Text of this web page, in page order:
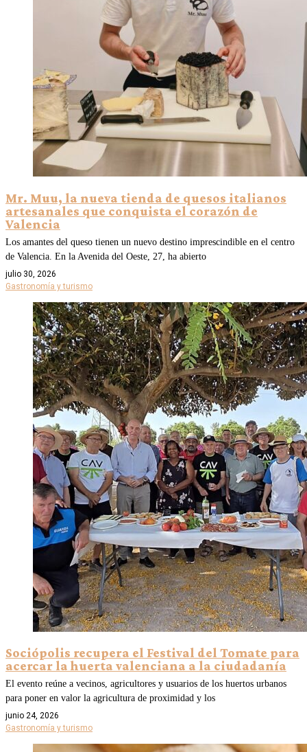
Mr. Muu, la nueva tienda de quesos italianos
artesanales que conquista el corazón de
Valencia
Los amantes del queso tienen un nuevo destino imprescindible en el centro
de Valencia. En la Avenida del Oeste, 27, ha abierto
julio 30, 2026
Gastronomía y turismo
Sociópolis recupera el Festival del Tomate para
acercar la huerta valenciana a la ciudadanía
El evento reúne a vecinos, agricultores y usuarios de los huertos urbanos
para poner en valor la agricultura de proximidad y los
junio 24, 2026
Gastronomía y turismo